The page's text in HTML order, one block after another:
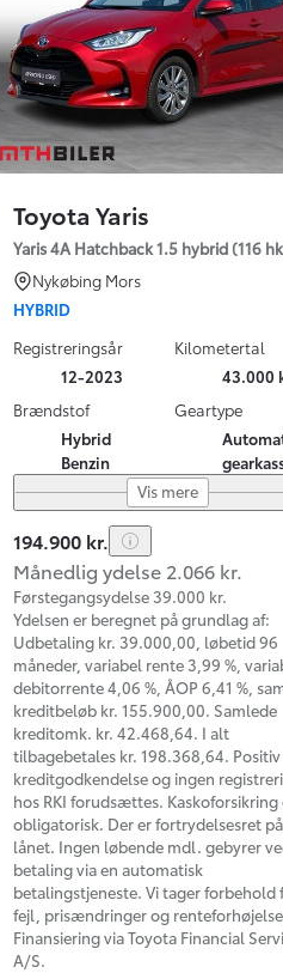
Toyota Yaris
Yaris 4A Hatchback 1.5 hybrid (116
Nykøbing Mors
HYBRID
Registreringsår
12-2023
Kilometertal
43.000
Brændstof
Hybrid
Benzin
Geartype
Vis mere
194.900 kr.
Månedlig ydelse 2.066 kr.
Førstegangsydelse 39.000 kr.
Ydelsen er beregnet på grundlag af:
Udbetaling kr. 39.000,00, løbetid 96
måneder, variabel rente 3,99 %,
debitorrente 4,06 %, ÅOP 6,41 %,
kreditbeløb kr. 155.900,00. Samlede
kreditomk. kr. 42.468,64. I alt
tilbagebetales kr. 198.368,64. Positiv
kreditgodkendelse og ingen
hos RKI forudsættes. Kaskoforsikring
obligatorisk. Der er fortrydelsesret på
lånet. Ingen løbende mdl. gebyrer
betaling via en automatisk
betalingstjeneste. Vi tager forbehold
fejl, prisændringer og
Finansiering via Toyota Financial
A/S.